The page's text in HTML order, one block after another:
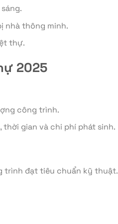
nhà thông minh.
thự.
2025
công trình.
gian và chi phí phát sinh.
trình đạt tiêu chuẩn kỹ thuật.